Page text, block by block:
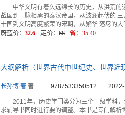
中华文明有着久远绵长的历史，从洪荒
战国到一脉相承的泰汉帝国，从波澜起伏的
十国到文明高度繁荣的宋朝，从繁华 落尽的
蔚蓝价： 32.6 定价： 68 省： 35.40
大纲解析（世界古代中世纪史、世界近
长孙博 著 著 9787533350512
2011年，历史学门类分为三个一级学科
求辅导书同时进行要的调整。本书是专门解析